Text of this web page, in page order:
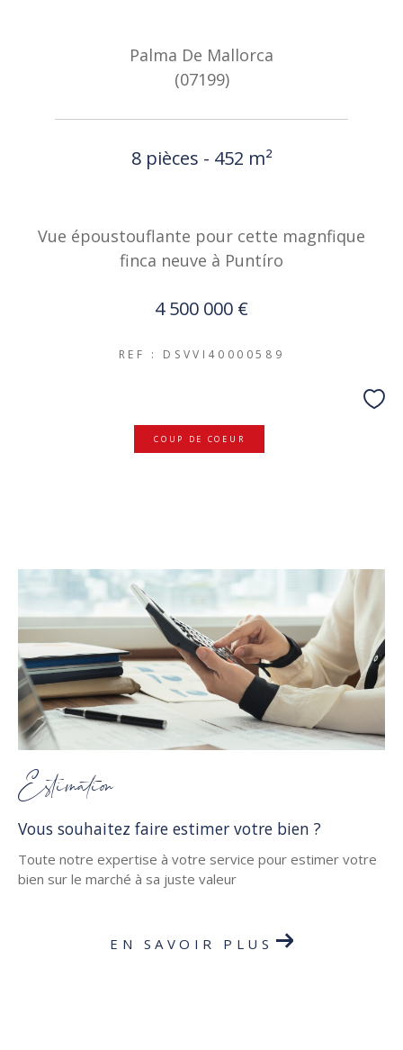
Palma De Mallorca
(07199)
8 pièces - 452 m²
Vue époustouflante pour cette magnfique
finca neuve à Puntíro
4 500 000 €
REF : DSVVI40000589
COUP DE COEUR
Estimation
Vous souhaitez faire estimer votre bien ?
Toute notre expertise à votre service pour estimer votre
bien sur le marché à sa juste valeur
EN SAVOIR PLUS